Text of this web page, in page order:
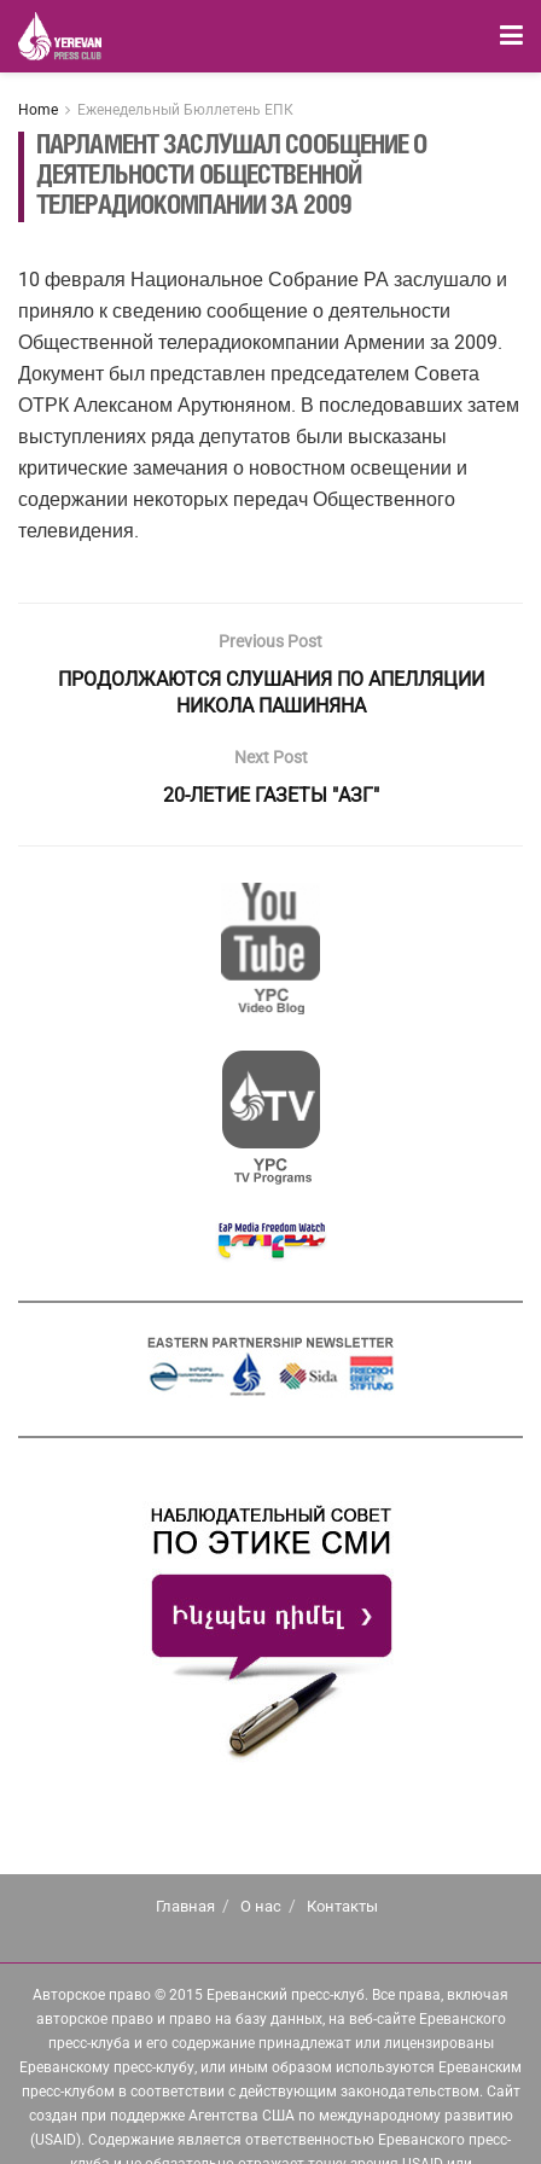
Home Еженедельный Бюллетень ЕПК
ПАРЛАМЕНТ ЗАСЛУШАЛ СООБЩЕНИЕ О
ДЕЯТЕЛЬНОСТИ ОБЩЕСТВЕННОЙ
ТЕЛЕРАДИОКОМПАНИИ ЗА 2009
10 февраля Национальное Собрание РА заслушало и
приняло к сведению сообщение о деятельности
Общественной телерадиокомпании Армении за 2009.
Документ был представлен председателем Совета
ОТРК Алексаном Арутюняном. В последовавших затем
выступлениях ряда депутатов были высказаны
критические замечания о новостном освещении и
содержании некоторых передач Общественного
телевидения.
Previous Post
ПРОДОЛЖАЮТСЯ СЛУШАНИЯ ПО АПЕЛЛЯЦИИ
НИКОЛА ПАШИНЯНА
Next Post
20-ЛЕТИЕ ГАЗЕТЫ "АЗГ"
Главная О нас Контакты
Авторское право © 2015 Ереванский пресс-клуб. Все права, включая
авторское право и право на базу данных, на веб-сайте Ереванского
пресс-клуба и его содержание принадлежат или лицензированы
Ереванскому пресс-клубу, или иным образом используются Ереванским
пресс-клубом в соответствии с действующим законодательством. Сайт
создан при поддержке Агентства США по международному развитию
(USAID). Содержание является ответственностью Ереванского пресс-